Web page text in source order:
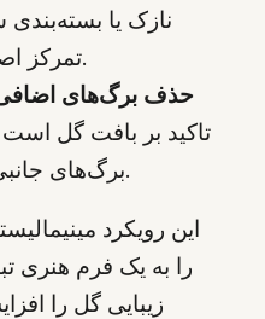
نازک یا
تمرکز اصلی بر خود گل باشد.
حذف برگ‌های
تاکید بر بافت گل
برگ‌های جانبی به حداقل می‌رسد.
این رویکرد
را به یک فرم هنری
زیبایی گل را